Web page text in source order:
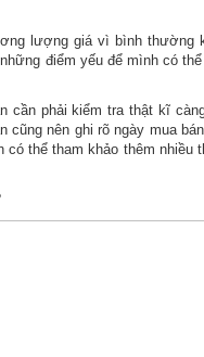
lượng giá vì bình thường
điểm yếu để mình có
cần phải kiểm tra thật kĩ
nên ghi rõ ngày mua
thể tham khảo thêm nhiều